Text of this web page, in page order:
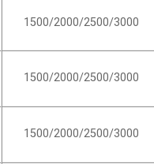
1500/2000/2500/3000
1500/2000/2500/3000
1500/2000/2500/3000